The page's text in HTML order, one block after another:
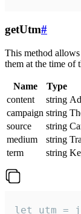
getUtm#
This method
them at the time of
Name Type
content
string
campaign string
source
string
medium
string
term
string
let utm =